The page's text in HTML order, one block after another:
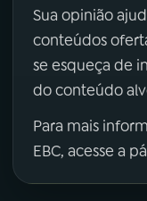
Sua opinião
conteúdos
se esqueça de
do conteúdo
Para mais
EBC, acesse a